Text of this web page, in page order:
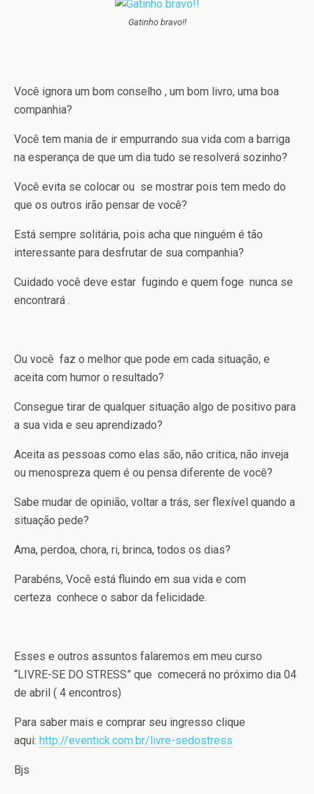
Gatinho bravo!!
Você ignora um bom conselho , um bom livro, uma boa
companhia?
Você tem mania de ir empurrando sua vida com a barriga
na esperança de que um dia tudo se resolverá sozinho?
Você evita se colocar ou se mostrar pois tem medo do
que os outros irão pensar de você?
Está sempre solitária, pois acha que ninguém é tão
interessante para desfrutar de sua companhia?
Cuidado você deve estar fugindo e quem foge nunca se
encontrará .
Ou você faz o melhor que pode em cada situação, e
aceita com humor o resultado?
Consegue tirar de qualquer situação algo de positivo para
a sua vida e seu aprendizado?
Aceita as pessoas como elas são, não critica, não inveja
ou menospreza quem é ou pensa diferente de você?
Sabe mudar de opinião, voltar a trás, ser flexível quando a
situação pede?
Ama, perdoa, chora, ri, brinca, todos os dias?
Parabéns, Você está fluindo em sua vida e com
certeza conhece o sabor da felicidade.
Esses e outros assuntos falaremos em meu curso
“LIVRE-SE DO STRESS” que comecerá no próximo dia 04
de abril ( 4 encontros)
Para saber mais e comprar seu ingresso clique
aqui: http://eventick.com.br/livre-sedostress
Bjs